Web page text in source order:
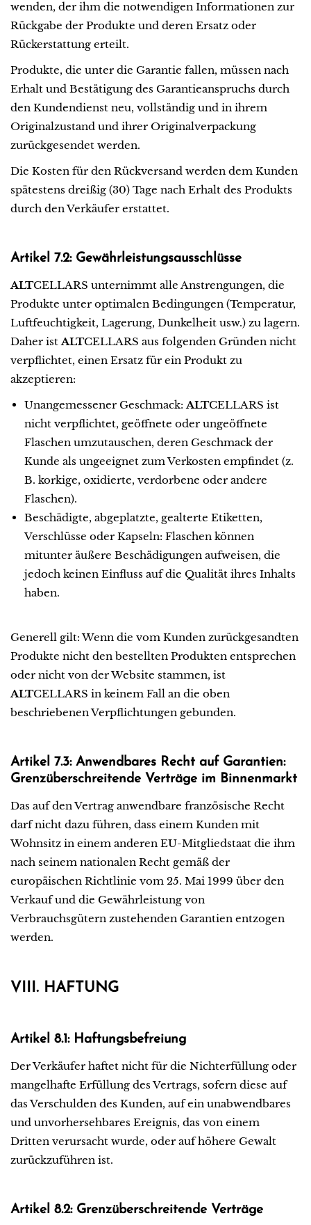
wenden, der ihm die notwendigen Informationen zur
Rückgabe der Produkte und deren Ersatz oder
Rückerstattung erteilt.
Produkte, die unter die Garantie fallen, müssen nach
Erhalt und Bestätigung des Garantieanspruchs durch
den Kundendienst neu, vollständig und in ihrem
Originalzustand und ihrer Originalverpackung
zurückgesendet werden.
Die Kosten für den Rückversand werden dem Kunden
spätestens dreißig (30) Tage nach Erhalt des Produkts
durch den Verkäufer erstattet.
Artikel 7.2: Gewährleistungsausschlüsse
ALTCELLARS unternimmt alle Anstrengungen, die
Produkte unter optimalen Bedingungen (Temperatur,
Luftfeuchtigkeit, Lagerung, Dunkelheit usw.) zu lagern.
Daher istALTCELLARS aus folgenden Gründen nicht
verpflichtet, einen Ersatz für ein Produkt zu
akzeptieren:
Unangemessener Geschmack:ALTCELLARS ist
nicht verpflichtet, geöffnete oder ungeöffnete
Flaschen umzutauschen, deren Geschmack der
Kunde als ungeeignet zum Verkosten empfindet (z.
B. korkige, oxidierte, verdorbene oder andere
Flaschen).
Beschädigte, abgeplatzte, gealterte Etiketten,
Verschlüsse oder Kapseln: Flaschen können
mitunter äußere Beschädigungen aufweisen, die
jedoch keinen Einfluss auf die Qualität ihres Inhalts
haben.
Generell gilt: Wenn die vom Kunden zurückgesandten
Produkte nicht den bestellten Produkten entsprechen
oder nicht von der Website stammen, ist
ALTCELLARS in keinem Fall an die oben
beschriebenen Verpflichtungen gebunden.
Artikel 7.3: Anwendbares Recht auf Garantien:
Grenzüberschreitende Verträge im Binnenmarkt
Das auf den Vertrag anwendbare französische Recht
darf nicht dazu führen, dass einem Kunden mit
Wohnsitz in einem anderen EU-Mitgliedstaat die ihm
nach seinem nationalen Recht gemäß der
europäischen Richtlinie vom 25. Mai 1999 über den
Verkauf und die Gewährleistung von
Verbrauchsgütern zustehenden Garantien entzogen
werden.
VIII. HAFTUNG
Artikel 8.1: Haftungsbefreiung
Der Verkäufer haftet nicht für die Nichterfüllung oder
mangelhafte Erfüllung des Vertrags, sofern diese auf
das Verschulden des Kunden, auf ein unabwendbares
und unvorhersehbares Ereignis, das von einem
Dritten verursacht wurde, oder auf höhere Gewalt
zurückzuführen ist.
Artikel 8.2: Grenzüberschreitende Verträge